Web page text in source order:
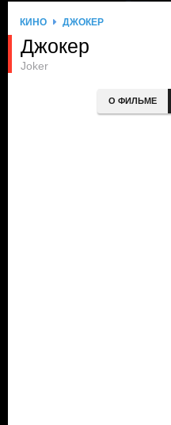
КИНО ДЖОКЕР
Джокер
Joker
О ФИЛЬМЕ